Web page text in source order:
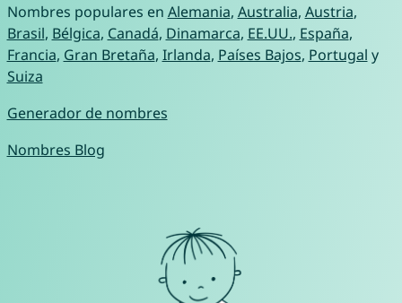
Nombres populares en Alemania, Australia, Austria,
Brasil, Bélgica, Canadá, Dinamarca, EE.UU., España,
Francia, Gran Bretaña, Irlanda, Países Bajos, Portugal y
Suiza
Generador de nombres
Nombres Blog